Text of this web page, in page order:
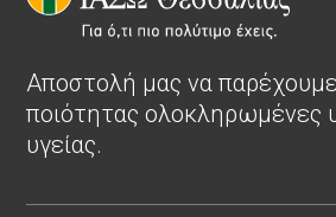
Αποστολή μας να
ποιότητας ολοκληρωμένες
υγείας.